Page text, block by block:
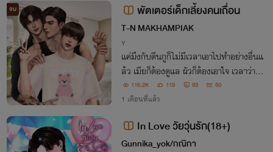
จบ พัตเตอร์เด็กเลี้ยงคนเถื่อน
T-N MAKHAMPIAK
Y
แค่มึงกับดีนกูก็ไม่มีเวลาเอาไปทำอย่างอื่นแ
ล้ว เมียก็ต้องดูแล ผัวก็ต้องเอาใจ เวลาว่าง
ก็ต้องเข้าไปช่วยงานผัวทำงานพาเมียไปซื้อข
อง มึงจะให้กูเอาเวลาไหนไปมีคนอื่นอีกห๊ะ
116.2K 113 83 50
1 เดือนที่แล้ว
In Love วัยวุ่นรัก(18+)
Gunnika_yok/กณิกา